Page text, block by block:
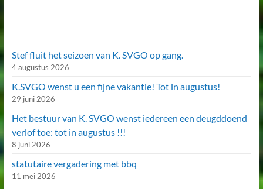
Stef fluit het seizoen van K. SVGO op gang.
4 augustus 2026
K.SVGO wenst u een fijne vakantie! Tot in augustus!
29 juni 2026
Het bestuur van K. SVGO wenst iedereen een deugddoend
verlof toe: tot in augustus !!!
8 juni 2026
statutaire vergadering met bbq
11 mei 2026